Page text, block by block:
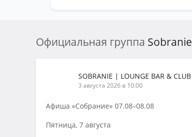
Официальная группа Sobranie
SOBRANIE | LOUNGE BAR & CLUB
3 августа 2026 в 10:00
Афиша «Собрание» 07.08–08.08
Пятница, 7 августа